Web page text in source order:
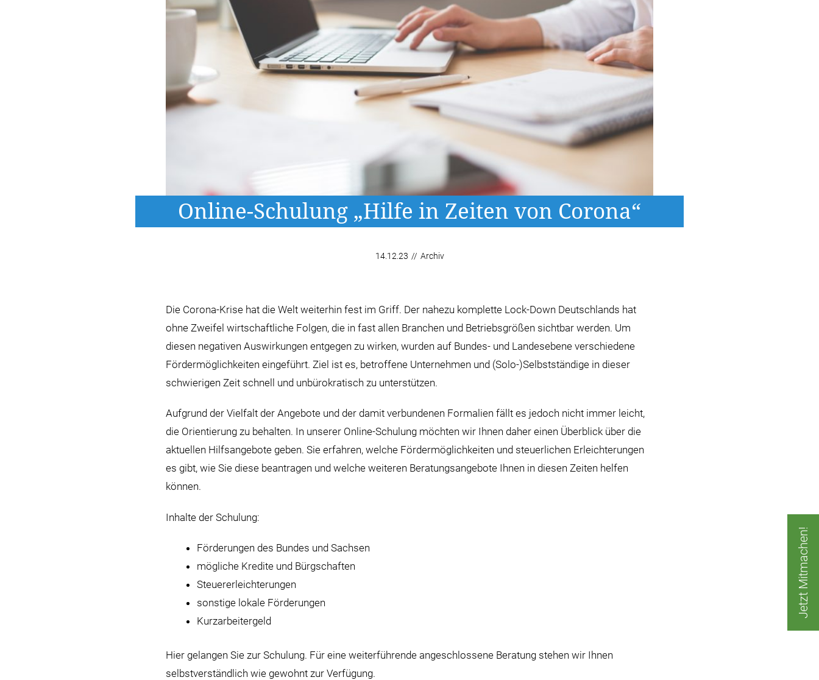
Online-Schulung „Hilfe in Zeiten von Corona“
14.12.23 // Archiv
Die Corona-Krise hat die Welt weiterhin fest im Griff. Der nahezu komplette Lock-Down Deutschlands hat
ohne Zweifel wirtschaftliche Folgen, die in fast allen Branchen und Betriebsgrößen sichtbar werden. Um
diesen negativen Auswirkungen entgegen zu wirken, wurden auf Bundes- und Landesebene verschiedene
Fördermöglichkeiten eingeführt. Ziel ist es, betroffene Unternehmen und (Solo-)Selbstständige in dieser
schwierigen Zeit schnell und unbürokratisch zu unterstützen.
Aufgrund der Vielfalt der Angebote und der damit verbundenen Formalien fällt es jedoch nicht immer leicht,
die Orientierung zu behalten. In unserer Online-Schulung möchten wir Ihnen daher einen Überblick über die
aktuellen Hilfsangebote geben. Sie erfahren, welche Fördermöglichkeiten und steuerlichen Erleichterungen
es gibt, wie Sie diese beantragen und welche weiteren Beratungsangebote Ihnen in diesen Zeiten helfen
können.
Inhalte der Schulung:
Förderungen des Bundes und Sachsen
mögliche Kredite und Bürgschaften
Steuererleichterungen
sonstige lokale Förderungen
Kurzarbeitergeld
Hier gelangen Sie zur Schulung. Für eine weiterführende angeschlossene Beratung stehen wir Ihnen
selbstverständlich wie gewohnt zur Verfügung.
Jetzt Mitmachen!